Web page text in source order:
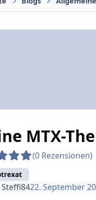
MTX-
(0 Rezensionen)
Steffi8422. September